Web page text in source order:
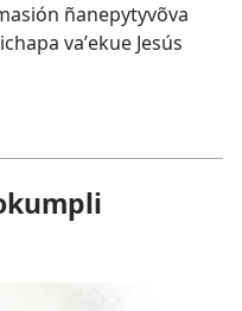
ñanepytyvõva
vaʼekue Jesús